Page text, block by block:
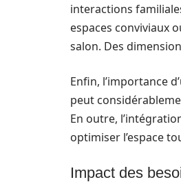
interactions
espaces conviviaux
salon. Des
Enfin, l’importance
peut
En outre,
optimiser l’espace
Impact des